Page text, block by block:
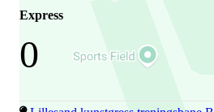
Express
0